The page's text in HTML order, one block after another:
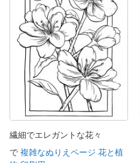
繊細でエレガントな花々
で 複雑なぬりえページ 花と植